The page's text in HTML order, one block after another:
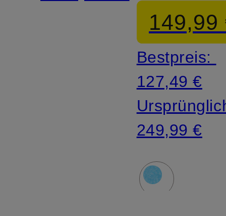
Mohair
149,99
Bestpreis:
127,49 €
249,99 €